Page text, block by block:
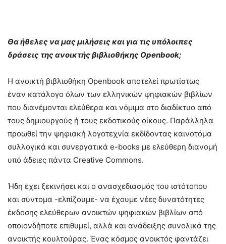
Θα ήθελες να μας μιλήσεις και για τις υπόλοιπες
δράσεις της ανοικτής βιβλιοθήκης Openbook;
Η ανοικτή βιβλιοθήκη Openbook αποτελεί πρωτίστως
έναν κατάλογο όλων των ελληνικών ψηφιακών βιβλίων
που διανέμονται ελεύθερα και νόμιμα στο διαδίκτυο από
τους δημιουργούς ή τους εκδοτικούς οίκους. Παράλληλα
προωθεί την ψηφιακή λογοτεχνία εκδίδοντας καινοτόμα
συλλογικά και συνεργατικά e-books με ελεύθερη διανομή
υπό άδειες πάντα Creative Commons.
Ήδη έχει ξεκινήσει και ο ανασχεδιασμός του ιστότοπου
και σύντομα -ελπίζουμε- να έχουμε νέες δυνατότητες
έκδοσης ελεύθερων ανοικτών ψηφιακών βιβλίων από
οποιονδήποτε επιθυμεί, αλλά και ανάδειξης συνολικά της
ανοικτής κουλτούρας. Ένας κόσμος ανοικτός φαντάζει